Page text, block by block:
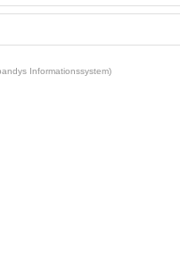
Informationssystem)